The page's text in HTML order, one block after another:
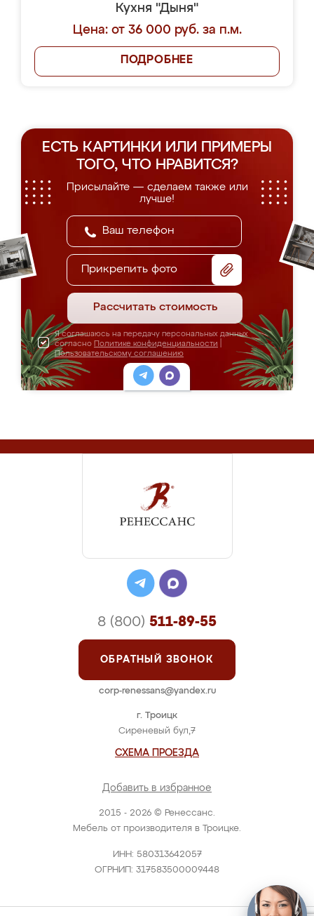
Кухня "Дыня"
Цена: от 36 000 руб. за п.м.
ПОДРОБНЕЕ
ЕСТЬ КАРТИНКИ ИЛИ ПРИМЕРЫ
ТОГО, ЧТО НРАВИТСЯ?
Присылайте — сделаем также или
лучше!
Прикрепить фото
Рассчитать стоимость
Я соглашаюсь на передачу персональных данных
согласно Политике конфиденциальности
Пользовательскому соглашению
2015 - 2026 © Ренессанс.
Мебель от производителя в Троицке.
ИНН: 580313642057
ОГРНИП: 317583500009448
г. Троицк
Сиреневый бул,7
СХЕМА ПРОЕЗДА
Добавить в избранное
8 (800) 511-89-55
ОБРАТНЫЙ ЗВОНОК
corp-renessans@yandex.ru